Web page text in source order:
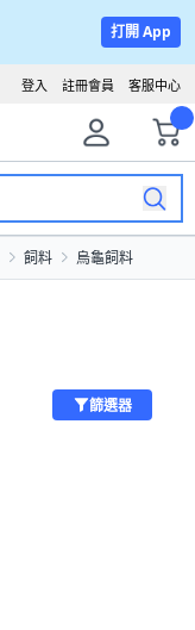
打開 App
客服中心
註冊會員
登入
飼料 烏龜飼料
篩選器